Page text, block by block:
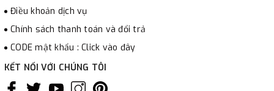
Điều khoản dịch vụ
Chính sách thanh toán và đổi trả
CODE mật khẩu : Click vào đây
KẾT NỐI VỚI CHÚNG TÔI